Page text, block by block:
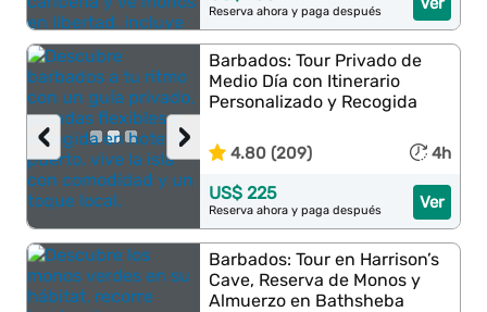
Reserva ahora y paga después
›
‹
Barbados: Tour Privado de
Medio Día con Itinerario
Personalizado y Recogida
4.80 (209) 4h
Ver
US$ 225
Reserva ahora y paga después
Barbados: Tour en Harrison’s
Cave, Reserva de Monos y
Almuerzo en Bathsheba